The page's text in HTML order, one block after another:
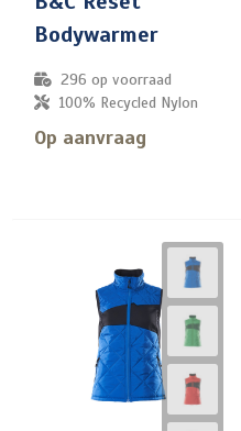
Bodywarmer
296 op voorraad
100% Recycled Nylon
Op aanvraag